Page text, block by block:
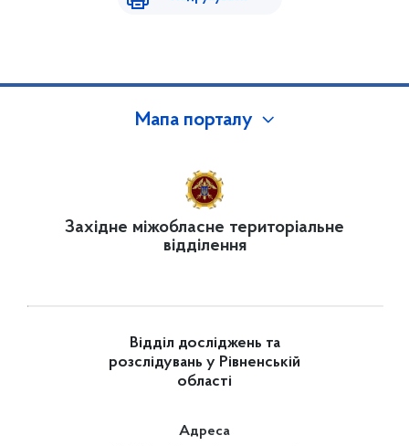
Мапа порталу
Західне міжобласне територіальне
відділення
Відділ досліджень та
розслідувань у Рівненській
області
Адреса